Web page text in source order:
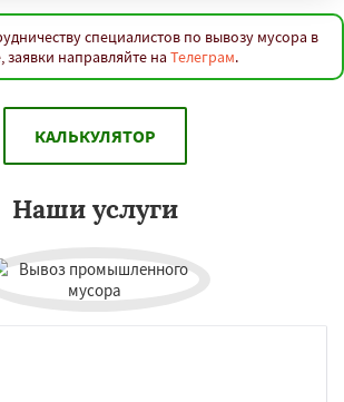
специалистов по вывозу мусора в
заявки направляйте на Телеграм.
КАЛЬКУЛЯТОР
Наши услуги